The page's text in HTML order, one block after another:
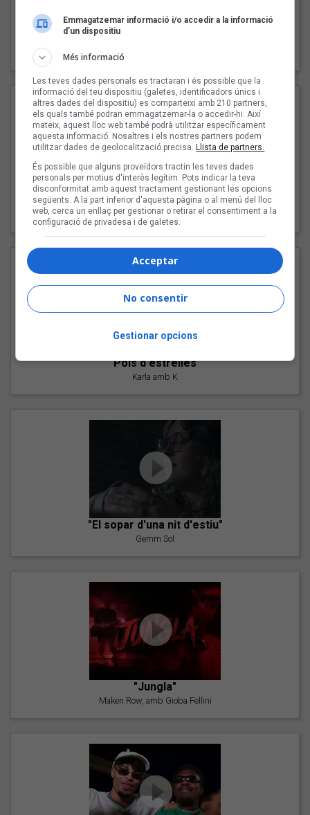
Pep Álvarez amb Joan Muntaner (Xanguito)
"Les cabres"
94 Rules amb Compte
"Pols d'estrelles"
Karla amb K
"El sopar d'una nit d'estiu"
Gemm Sol
"Jungla"
Maken Row, amb Gioba Fellini
Emmagatzemar informació i/o accedir a la informació
d’un dispositiu
Més informació
Les teves dades personals es tractaran i és possible que la
informació del teu dispositiu (galetes, identificadors únics i
altres dades del dispositiu) es comparteixi amb 210 partners,
els quals també podran emmagatzemar-la o accedir-hi. Així
mateix, aquest lloc web també podrà utilitzar específicament
aquesta informació. Nosaltres i els nostres partners podem
utilitzar dades de geolocalització precisa.Llista de partners.
És possible que alguns proveïdors tractin les teves dades
personals per motius d'interès legítim. Pots indicar la teva
disconformitat amb aquest tractament gestionant les opcions
següents. A la part inferior d'aquesta pàgina o al menú del lloc
web, cerca un enllaç per gestionar o retirar el consentiment a la
configuració de privadesa i de galetes.
Acceptar
No consentir
Gestionar opcions